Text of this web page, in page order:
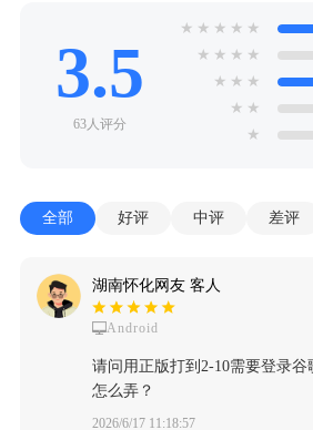
3.5
63人评分
★ ★ ★ ★ ★
★ ★ ★ ★
★ ★ ★
★ ★
★
全部 好评 中评 差评
湖南怀化网友 客人
Android
请问用正版打到2-10需要登录
怎么弄？
2026/6/17 11:18:57